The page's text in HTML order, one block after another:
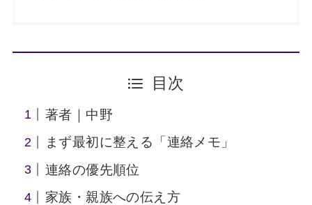
目次
著者｜中野
まず最初に整える「連絡メモ」
連絡の優先順位
家族・親族への伝え方